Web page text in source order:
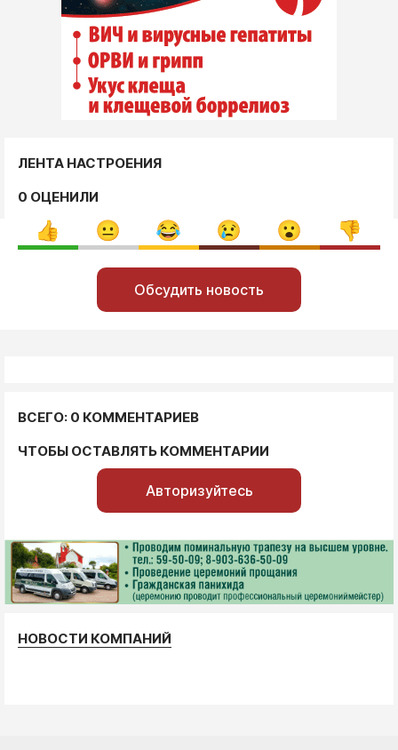
ЛЕНТА НАСТРОЕНИЯ
0 ОЦЕНИЛИ
Обсудить новость
ВСЕГО: 0 КОММЕНТАРИЕВ
ЧТОБЫ ОСТАВЛЯТЬ КОММЕНТАРИИ
Авторизуйтесь
НОВОСТИ КОМПАНИЙ